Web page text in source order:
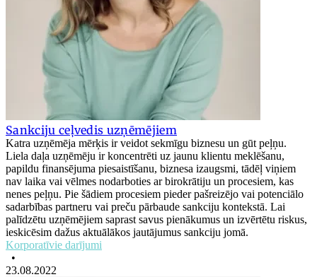
Sankciju ceļvedis uzņēmējiem
Katra uzņēmēja mērķis ir veidot sekmīgu biznesu un gūt peļņu.
Liela daļa uzņēmēju ir koncentrēti uz jaunu klientu meklēšanu,
papildu finansējuma piesaistīšanu, biznesa izaugsmi, tādēļ viņiem
nav laika vai vēlmes nodarboties ar birokrātiju un procesiem, kas
nenes peļņu. Pie šādiem procesiem pieder pašreizējo vai potenciālo
sadarbības partneru vai preču pārbaude sankciju kontekstā. Lai
palīdzētu uzņēmējiem saprast savus pienākumus un izvērtētu riskus,
ieskicēsim dažus aktuālākos jautājumus sankciju jomā.
Korporatīvie darījumi
•
23.08.2022